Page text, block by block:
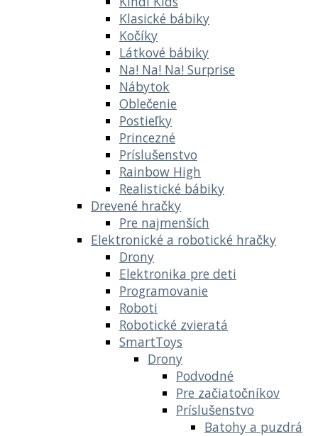
Klasické bábiky
Kočíky
Látkové bábiky
Na! Na! Na! Surprise
Nábytok
Oblečenie
Postieľky
Princezné
Príslušenstvo
Rainbow High
Realistické bábiky
Drevené hračky
Pre najmenších
Elektronické a robotické hračky
Drony
Elektronika pre deti
Programovanie
Roboti
Robotické zvieratá
SmartToys
Drony
Podvodné
Pre začiatočníkov
Príslušenstvo
Batohy a puzdrá